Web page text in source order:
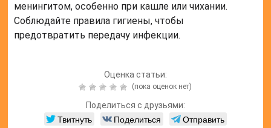
менингитом, особенно при кашле или чихании.
Соблюдайте правила гигиены, чтобы
предотвратить передачу инфекции.
Оценка статьи:
(пока оценок нет)
Поделиться с друзьями:
Твитнуть Поделиться
Отправить